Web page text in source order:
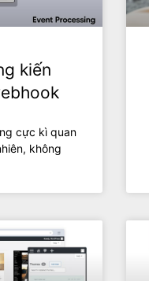
kiến
cực kì quan
không